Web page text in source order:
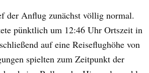
der Anflug zunächst völlig normal.
pünktlich um 12:46 Uhr Ortszeit in
auf eine Reiseflughöhe von
spielten zum Zeitpunkt der